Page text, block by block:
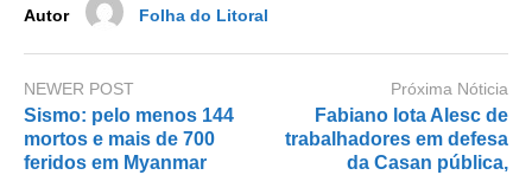
Autor Folha do Litoral
NEWER POST
Sismo: pelo menos 144
mortos e mais de 700
feridos em Myanmar
Próxima Nóticia
Fabiano lota Alesc de
trabalhadores em defesa
da Casan pública,